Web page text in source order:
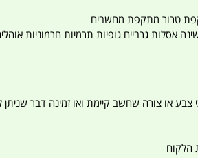
אסלות גרביים גופיות תרמיות חרמוניות
צבע או צורה שחשב קיימת ואו זמינה דבר
הלקוח